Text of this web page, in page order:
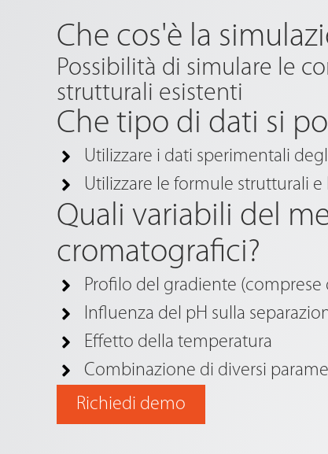
Che cos'è la
Possibilità di simulare le
strutturali esistenti
Che tipo di dati si
Utilizzare i dati sperimentali
Utilizzare le formule strutturali
Quali variabili del
cromatografici?
Profilo del gradiente
Influenza del pH sulla
Effetto della temperatura
Combinazione di diversi
Richiedi demo